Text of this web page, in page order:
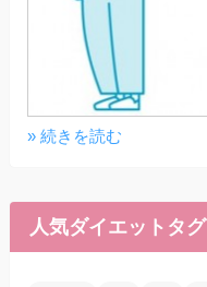
» 続きを読む
人気ダイエットタグ